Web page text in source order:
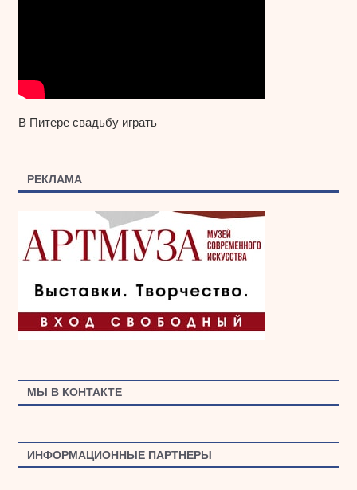
В Питере свадьбу играть
РЕКЛАМА
МЫ В КОНТАКТЕ
ИНФОРМАЦИОННЫЕ ПАРТНЕРЫ